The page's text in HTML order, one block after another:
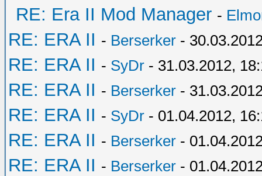
RE: Era II Mod Manager -
RE: ERA II - Berserker -
RE: ERA II - SyDr - 31.03.2012,
RE: ERA II - Berserker -
RE: ERA II - SyDr - 01.04.2012,
RE: ERA II - Berserker -
RE: ERA II - Berserker -